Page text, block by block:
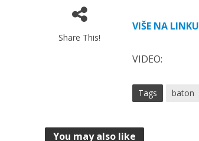
Share This!
VIŠE NA LINKU
VIDEO:
Tags baton
You may also like